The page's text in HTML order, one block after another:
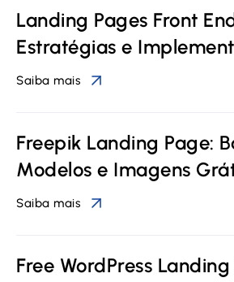
Landing Pages Front
Estratégias e
Saiba mais
Freepik Landing Page:
Modelos e Imagens
Saiba mais
Free WordPress